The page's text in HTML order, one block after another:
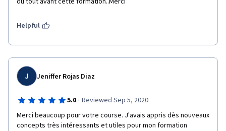
Helpful
J Jeniffer Rojas Diaz
5.0 · Reviewed Sep 5, 2020
Merci beaucoup pour votre course. J'avais appris dès nouveaux
concepts très intéressants et utiles pour mon formation